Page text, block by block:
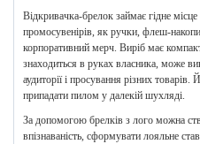
Відкривачка-брелок займає гідне
промосувенірів, як ручки, флеш-
корпоративний мерч. Виріб має
знаходиться в руках власника, може
аудиторії і просування різних
припадати пилом у далекій шухляді.
За допомогою брелків з лого можна
впізнаваність, сформувати лояльне